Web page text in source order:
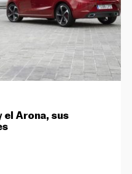
el Arona, sus